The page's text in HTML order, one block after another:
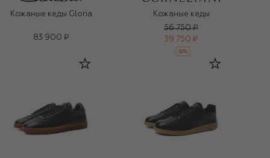
Кожаные кеды Gloria
83 900 ₽
Кожаные кеды
56 750 ₽
39 750 ₽
-30%